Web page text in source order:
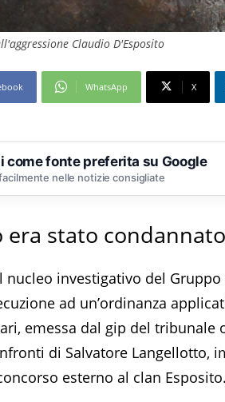
Claudio D'Esposito
WhatsApp X
come fonte preferita su Google
nelle notizie consigliate
era stato
nucleo investigativo del
ad un’ordinanza
emessa dal gip del tribunale
di Salvatore Langellotto,
esterno al clan Esposito.